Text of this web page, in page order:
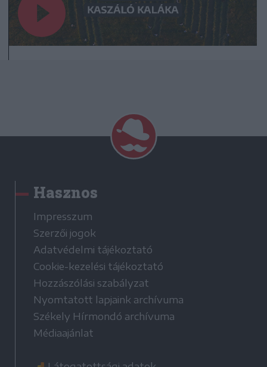
Hasznos
Impresszum
Szerzői jogok
Adatvédelmi tájékoztató
Cookie-kezelési tájékoztató
Hozzászólási szabályzat
Nyomtatott lapjaink archívuma
Székely Hírmondó archívuma
Médiaajánlat